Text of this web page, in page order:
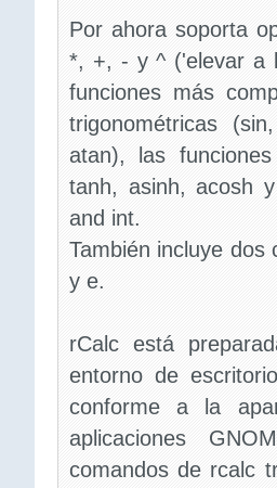
Por ahora soporta
*, +, - y ^ ('elevar a
funciones más
trigonométricas
atan), las
tanh, asinh, acosh
and int.
También incluye dos
y e.
rCalc está
entorno de
conforme a la
aplicaciones
comandos de rcalc